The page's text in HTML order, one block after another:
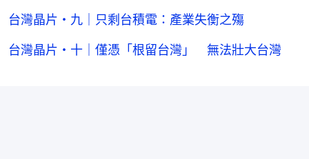
台灣晶片・九｜只剩台積電：產業失衡之殤
台灣晶片・十｜僅憑「根留台灣」 無法壯大台灣